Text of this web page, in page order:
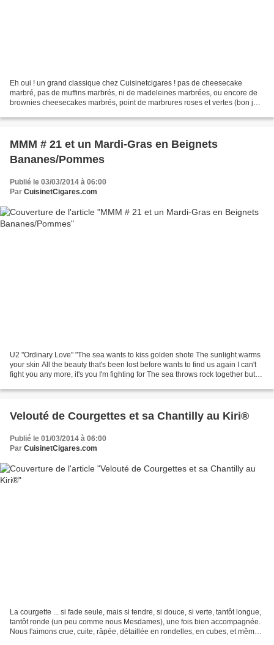
Eh oui ! un grand classique chez Cuisinetcigares ! pas de cheesecake
marbré, pas de muffins marbrés, ni de madeleines marbrées, ou encore de
brownies cheesecakes marbrés, point de marbrures roses et vertes (bon je
MMM # 21 et un Mardi-Gras en Beignets
Bananes/Pommes
Publié le 03/03/2014 à 06:00
Par CuisinetCigares.com
U2 "Ordinary Love" "The sea wants to kiss golden shote The sunlight warms
your skin All the beauty that's been lost before wants to find us again I can't
fight you any more, it's you I'm fighting for The sea throws rock together but
Velouté de Courgettes et sa Chantilly au Kiri®
Publié le 01/03/2014 à 06:00
Par CuisinetCigares.com
La courgette ... si fade seule, mais si tendre, si douce, si verte, tantôt longue,
tantôt ronde (un peu comme nous Mesdames), une fois bien accompagnée.
Nous l'aimons crue, cuite, râpée, détaillée en rondelles, en cubes, et même